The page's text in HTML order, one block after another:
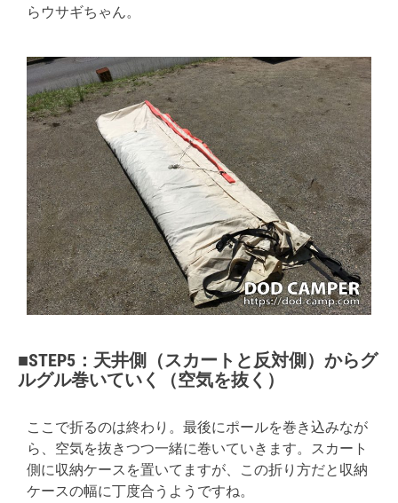
らウサギちゃん。
■STEP5：天井側（スカートと反対側）からグ
ルグル巻いていく（空気を抜く）
ここで折るのは終わり。最後にポールを巻き込みなが
ら、空気を抜きつつ一緒に巻いていきます。スカート
側に収納ケースを置いてますが、この折り方だと収納
ケースの幅に丁度合うようですね。